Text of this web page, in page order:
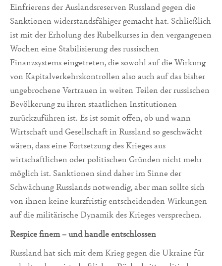
Einfrierens der Auslandsreserven Russland gegen die
Sanktionen widerstandsfähiger gemacht hat. Schließlich
ist mit der Erholung des Rubelkurses in den vergangenen
Wochen eine Stabilisierung des russischen
Finanzsystems eingetreten, die sowohl auf die Wirkung
von Kapitalverkehrskontrollen also auch auf das bisher
ungebrochene Vertrauen in weiten Teilen der russischen
Bevölkerung zu ihren staatlichen Institutionen
zurückzuführen ist. Es ist somit offen, ob und wann
Wirtschaft und Gesellschaft in Russland so geschwächt
wären, dass eine Fortsetzung des Krieges aus
wirtschaftlichen oder politischen Gründen nicht mehr
möglich ist. Sanktionen sind daher im Sinne der
Schwächung Russlands notwendig, aber man sollte sich
von ihnen keine kurzfristig entscheidenden Wirkungen
auf die militärische Dynamik des Krieges versprechen.
Respice finem – und handle entschlossen
Russland hat sich mit dem Krieg gegen die Ukraine für